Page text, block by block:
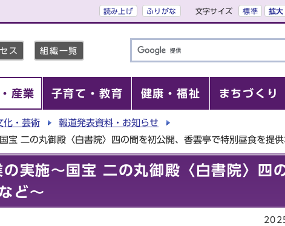
読み上げ ふりがな 文字サイズ 標準 拡大
ス 組織一覧
産業 子育て・教育 健康・福祉 まちづくり
化・芸術
報道発表資料・お知らせ
宝 二の丸御殿〈白書院〉四の間を初公開、香雲亭で特別昼食を提
実施～国宝 二の丸御殿〈白書院〉四
ど～